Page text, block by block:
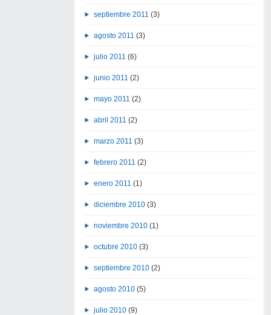
septiembre 2011 (3)
agosto 2011 (3)
julio 2011 (6)
junio 2011 (2)
mayo 2011 (2)
abril 2011 (2)
marzo 2011 (3)
febrero 2011 (2)
enero 2011 (1)
diciembre 2010(3)
noviembre 2010(1)
octubre 2010(3)
septiembre 2010(2)
agosto 2010(5)
julio 2010(9)